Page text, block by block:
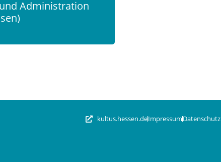
Administration
kultus.hessen.deImpressumDatenschutz